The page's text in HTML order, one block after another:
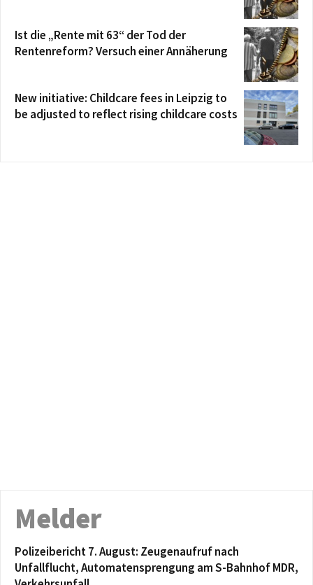
Ist die „Rente mit 63“ der Tod der
Rentenreform? Versuch einer Annäherung
New initiative: Childcare fees in Leipzig to
be adjusted to reflect rising childcare costs
Melder
Polizeibericht 7. August: Zeugenaufruf nach
Unfallflucht, Automatensprengung am S-Bahnhof MDR,